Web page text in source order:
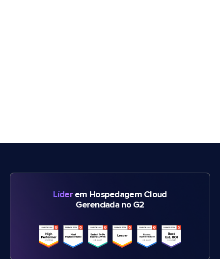
Líderem Hospedagem Cloud
Gerenciada no G2